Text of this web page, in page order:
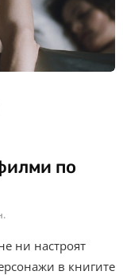
по
ни настроят
в книгите